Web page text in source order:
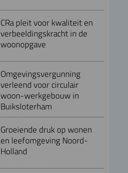
CRa pleit voor kwaliteit en
verbeeldingskracht in de
woonopgave
Omgevingsvergunning
verleend voor circulair
woon-werkgebouw in
Buiksloterham
Groeiende druk op wonen
en leefomgeving Noord-
Holland